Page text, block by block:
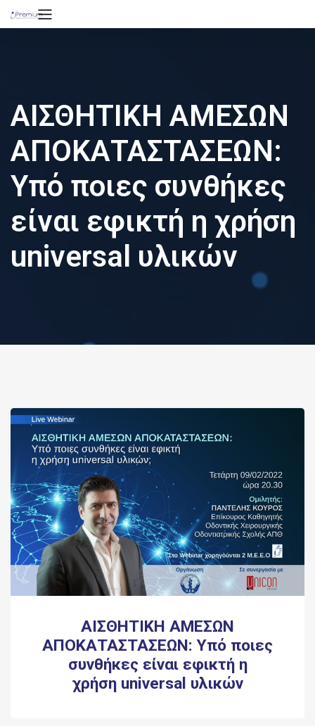
ΑΙΣΘΗΤΙΚΗ ΑΜΕΣΩΝ
ΑΠΟΚΑΤΑΣΤΑΣΕΩΝ:
Υπό ποιες συνθήκες
είναι εφικτή η χρήση
universal υλικών
ΑΙΣΘΗΤΙΚΗ ΑΜΕΣΩΝ
ΑΠΟΚΑΤΑΣΤΑΣΕΩΝ: Υπό ποιες
συνθήκες είναι εφικτή η
χρήση universal υλικών